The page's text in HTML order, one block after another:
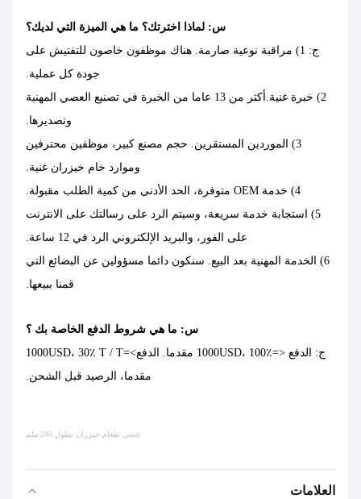
س: لماذا اخترتك؟ ما هي الميزة التي لديك؟
ج: 1) مراقبة نوعية صارمة. هناك موظفون خاصون للتفتيش على
جودة كل عملية.
2) خبرة غنية.أكثر من 13 عاما من الخبرة في تصنيع العصي المهنية
وتصديرها.
3) الموردين المستقرين. حجم مصنع كبير، موظفين محترفين
وموارد خام خيزران غنية.
5) استجابة خدمة سريعة، وسيتم الرد على رسالتك على الانترنت
على الفور، والبريد الإلكتروني الرد في 12 ساعة.
6) الخدمة المهنية بعد البيع. سنكون دائما مسؤولين عن البضائع التي
قمنا ببيعها.
س: ما هي شروط الدفع الخاصة بك ؟
ج: الدفع <=1000USD، 100٪ مقدما. الدفع>=1000USD، 30٪ T / T
مقدما، الرصيد قبل الشحن.
عصي طعام خيزران بطول 240 ملم
العلامات